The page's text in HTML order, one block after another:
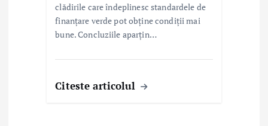
clădirile care îndeplinesc standardele de
finanțare verde pot obține condiții mai
bune. Concluziile aparțin…
Citeste articolul